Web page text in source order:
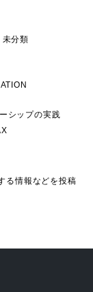
未分類
シップの実践
る情報などを投稿